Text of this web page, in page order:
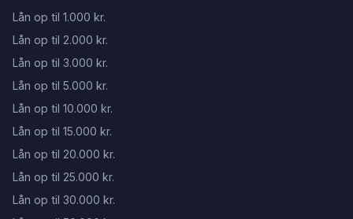
Lån op til 1.000 kr.
Lån op til 2.000 kr.
Lån op til 3.000 kr.
Lån op til 5.000 kr.
Lån op til 10.000 kr.
Lån op til 15.000 kr.
Lån op til 20.000 kr.
Lån op til 25.000 kr.
Lån op til 30.000 kr.